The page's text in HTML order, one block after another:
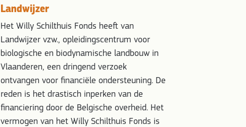
Landwijzer
Het Willy Schilthuis Fonds heeft van
Landwijzer vzw., opleidingscentrum voor
biologische en biodynamische landbouw in
Vlaanderen, een dringend verzoek
ontvangen voor financiële ondersteuning. De
reden is het drastisch inperken van de
financiering door de Belgische overheid. Het
vermogen van het Willy Schilthuis Fonds is